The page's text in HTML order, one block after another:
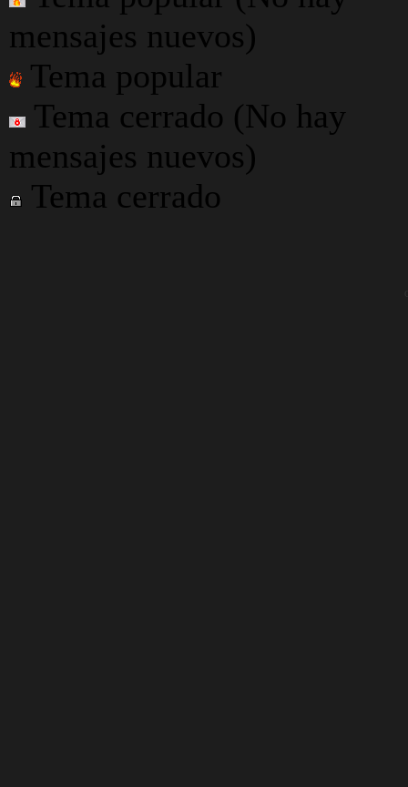
mensajes nuevos)
Tema popular
Tema cerrado (No hay
mensajes nuevos)
Tema cerrado